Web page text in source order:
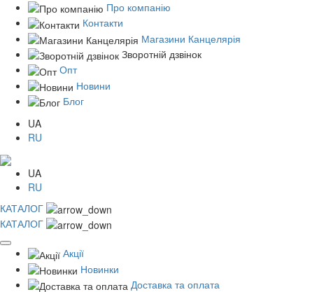
Про компанію
Контакти
Магазини Канцелярія
Зворотній дзвінок
Опт
Новини
Блог
UA
RU
UA
RU
КАТАЛОГ
КАТАЛОГ
Акції
Новинки
Доставка та оплата